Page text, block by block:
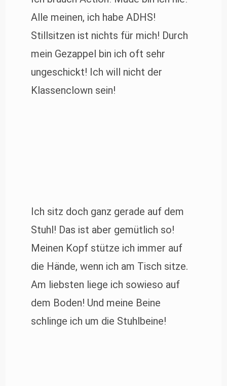
Alle meinen, ich habe ADHS!
Stillsitzen ist nichts für mich! Durch
mein Gezappel bin ich oft sehr
ungeschickt! Ich will nicht der
Klassenclown sein!
Ich sitz doch ganz gerade auf dem
Stuhl! Das ist aber gemütlich so!
Meinen Kopf stütze ich immer auf
die Hände, wenn ich am Tisch sitze.
Am liebsten liege ich sowieso auf
dem Boden! Und meine Beine
schlinge ich um die Stuhlbeine!